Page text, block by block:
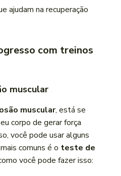
ajudam na recuperação
com treinos
muscular
muscular, está se
corpo de gerar força
você pode usar alguns
comuns é o teste de
você pode fazer isso: